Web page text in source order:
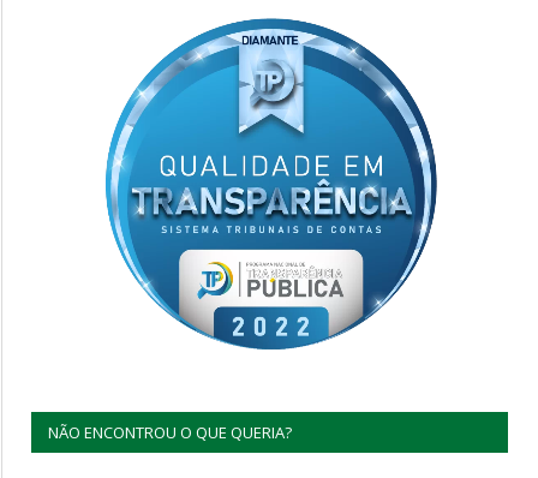
NÃO ENCONTROU O QUE QUERIA?